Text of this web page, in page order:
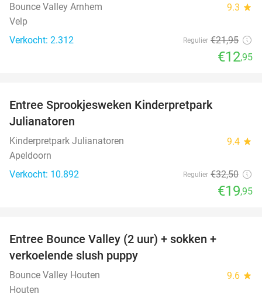
Bounce Valley Arnhem 9.3 star
Velp
Verkocht: 2.312
Regulier €21,95
€12,95
Entree Sprookjesweken Kinderpretpark
Julianatoren
Kinderpretpark Julianatoren 9.4 star
Apeldoorn
Verkocht: 10.892
Regulier €32,50
€19,95
Entree Bounce Valley (2 uur) + sokken +
verkoelende slush puppy
Bounce Valley Houten 9.6 star
Houten